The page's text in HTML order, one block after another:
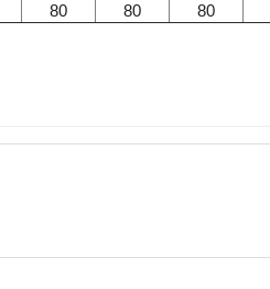
80 80 80